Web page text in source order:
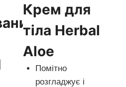
Крем для
тіла Herbal
Aloe
Помітно
розгладжує і